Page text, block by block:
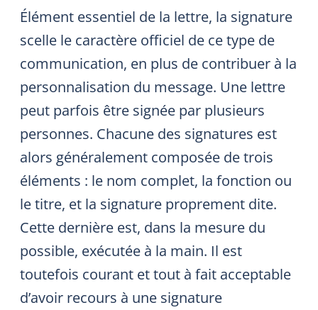
Élément essentiel de la lettre, la signature
scelle le caractère officiel de ce type de
communication, en plus de contribuer à la
personnalisation du message. Une lettre
peut parfois être signée par plusieurs
personnes. Chacune des signatures est
alors généralement composée de trois
éléments : le nom complet, la fonction ou
le titre, et la signature proprement dite.
Cette dernière est, dans la mesure du
possible, exécutée à la main. Il est
toutefois courant et tout à fait acceptable
d’avoir recours à une signature